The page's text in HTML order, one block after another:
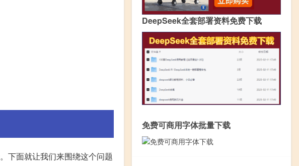
下面就让我们来围绕这个问题
DeepSeek全套部署资料免费下载
免费可商用字体批量下载